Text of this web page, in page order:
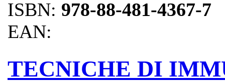
ISBN: 978-88-481-4367-7
EAN:
TECNICHE DI